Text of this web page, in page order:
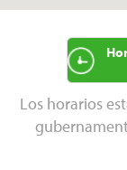
Los horarios